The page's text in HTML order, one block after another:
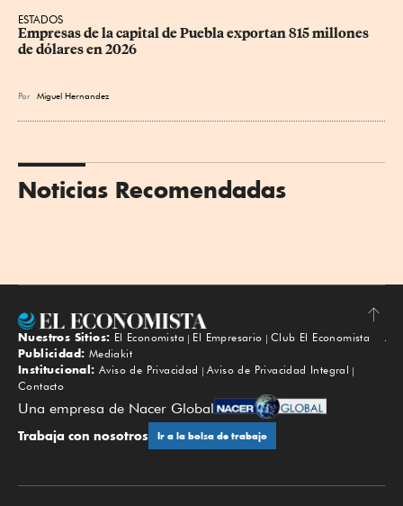
ESTADOS
Empresas de la capital de Puebla exportan 815 millones
de dólares en 2026
Por Miguel Hernandez
Noticias Recomendadas
Subir
Nuestros Sitios: El Economista El Empresario
Club El Economista
Publicidad: Mediakit
Institucional: Aviso de Privacidad
Aviso de Privacidad Integral
Contacto
Una empresa de Nacer Global
Trabaja con nosotros Ir a la bolsa de trabajo